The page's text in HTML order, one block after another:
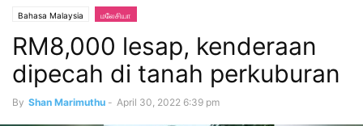
Bahasa Malaysia மலேசியா
RM8,000 lesap, kenderaan
dipecah di tanah perkuburan
By Shan Marimuthu - April 30, 2022 6:39 pm